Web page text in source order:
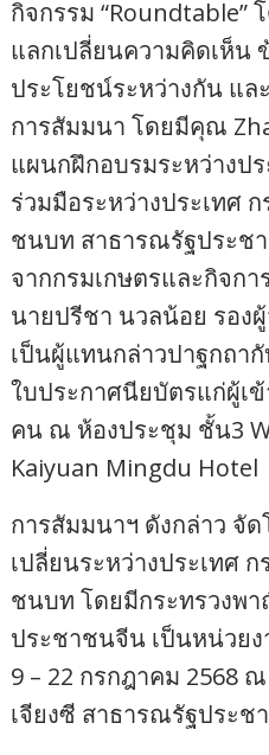
กิจกรรม “Roundtable”
แลกเปลี่ยนความคิดเห็น
ประโยชน์ระหว่างกัน แล
การสัมมนา โดยมีคุณ
แผนกฝึกอบรมระหว่างป
ร่วมมือระหว่างประเทศ
ชนบท สาธารณรัฐประ
จากกรมเกษตรและกิจก
นายปรีชา นวลน้อย รอง
เป็นผู้แทนกล่าวปาฐกถา
ใบประกาศนียบัตรแก่ผู้เ
คน ณ ห้องประชุม ชั้น3
Kaiyuan Mingdu Hotel
การสัมมนาฯ ดังกล่าว จั
เปลี่ยนระหว่างประเทศ
ชนบท โดยมีกระทรวงพ
ประชาชนจีน เป็นหน่วย
9 – 22 กรกฎาคม 2568
เจียงซี สาธารณรัฐประช